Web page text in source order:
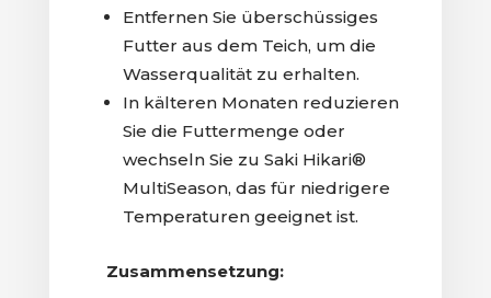
Entfernen Sie überschüssiges
Futter aus dem Teich, um die
Wasserqualität zu erhalten.
In kälteren Monaten reduzieren
Sie die Futtermenge oder
wechseln Sie zu Saki Hikari®
MultiSeason, das für niedrigere
Temperaturen geeignet ist.
Zusammensetzung: